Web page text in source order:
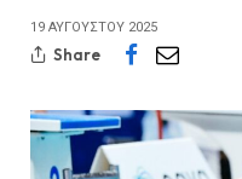
19 ΑΥΓΟΎΣΤΟΥ 2025
Share